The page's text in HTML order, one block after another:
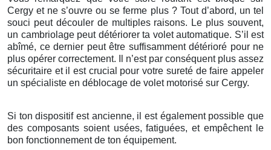
Cergy et ne s’ouvre ou se ferme plus ? Tout d’abord, un tel
souci peut découler de multiples raisons. Le plus souvent,
un cambriolage peut détériorer ta volet automatique. S’il est
abîmé, ce dernier peut être suffisamment détérioré pour ne
plus opérer correctement. Il n’est par conséquent plus assez
sécuritaire et il est crucial pour votre sureté de faire appeler
un spécialiste en déblocage de volet motorisé sur Cergy.
Si ton dispositif est ancienne, il est également possible que
des composants soient usées, fatiguées, et empêchent le
bon fonctionnement de ton équipement.